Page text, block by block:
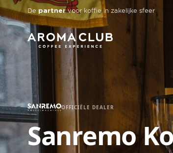
Skip to main content
De partnervoor koffie in zakelijke sfeer
OFFICIËLE DEALER
Sanremo